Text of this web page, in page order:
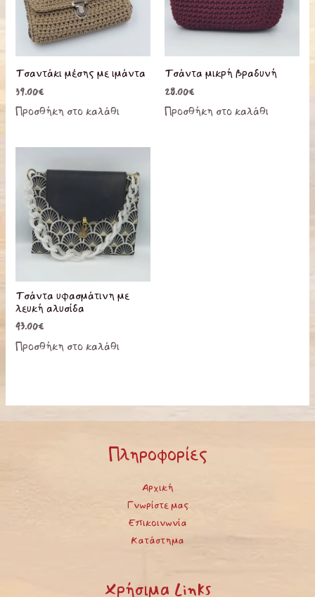
Τσαντάκι μέσης με ιμάντα
39.00€
Προσθήκη στο καλάθι
Τσάντα μικρή βραδυνή
28.00€
Προσθήκη στο καλάθι
Τσάντα υφασμάτινη με
λευκή αλυσίδα
43.00€
Προσθήκη στο καλάθι
Πληροφορίες
Αρχική
Γνωρίστε μας
Επικοινωνία
Κατάστημα
Χρήσιμα Links